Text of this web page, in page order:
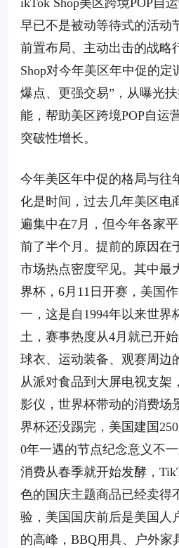
ikTok Shop美区跨境POP自
早已不是被动等待式的活动
前置布局、主动出击的战略
Shop对今年美区年中促的定
爆点、更强交易”，从曝光
能，帮助美区跨境POP自运
突破性增长。
今年美区年中促的格局与往
化是时间，过去几年美区电
遍集中在7月，但今年各家
前了半个月。提前的原因在
市场热点密度罕见。其中最
界杯，6月11日开赛，美国
一，这是自1994年以来世界
土，赛事热度从4月就已开
球衣、运动装备、观赛周边
从派对食品到大屏电视支架
影仪，世界杯带动的消费场
界杯还没踢完，美国建国
0年一遇的节点纪念意义不
消费从春季就开始发酵，
色的国庆主题商品已经卖得
验，美国国庆前后是美国人
的高峰，BBQ用具、户外家